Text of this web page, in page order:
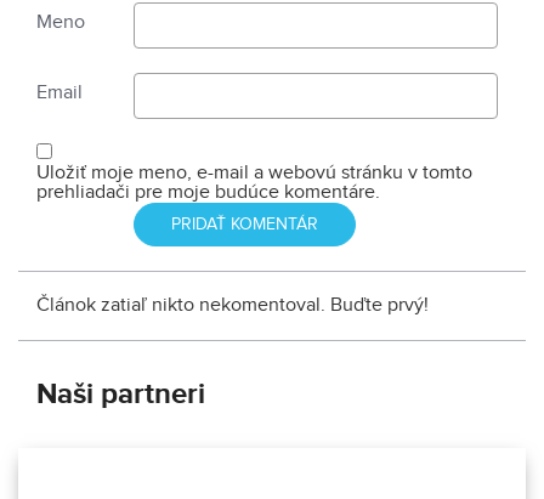
Meno
Email
Uložiť moje meno, e-mail a webovú stránku v tomto
prehliadači pre moje budúce komentáre.
Článok zatiaľ nikto nekomentoval. Buďte prvý!
Naši partneri